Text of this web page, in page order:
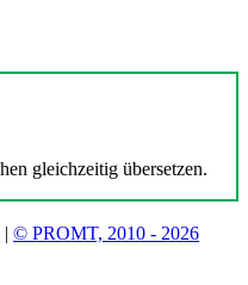
gleichzeitig übersetzen.
| © PROMT, 2010 - 2026